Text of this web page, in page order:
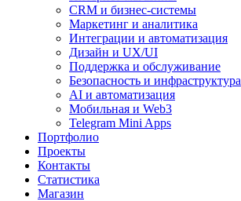
CRM и бизнес-системы
Маркетинг и аналитика
Интеграции и автоматизация
Дизайн и UX/UI
Поддержка и обслуживание
Безопасность и инфраструктура
AI и автоматизация
Мобильная и Web3
Telegram Mini Apps
Портфолио
Проекты
Контакты
Статистика
Магазин